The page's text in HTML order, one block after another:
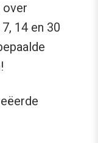
over
14 en 30